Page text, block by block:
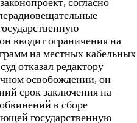
согласно
вводит ограничения на
на местных кабельных
отказал редактору
освобождении, он
срок заключения на
в сборе
государственную